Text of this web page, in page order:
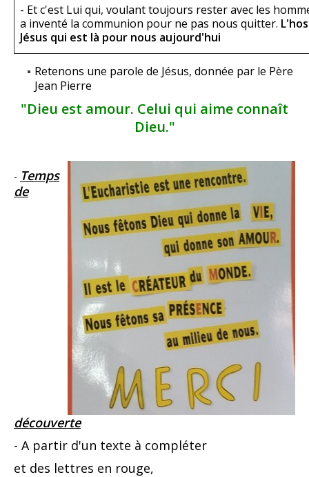
- Et c'est Lui qui, voulant toujours rester avec les
a inventé la communion pour ne pas nous quitter.
Jésus qui est là pour nous aujourd'hui
Retenons une parole de Jésus, donnée par le Père
Jean Pierre
"Dieu est amour. Celui qui aime connaît
Dieu."
- Temps
de
découverte
- A partir d'un texte à compléter
et des lettres en rouge,